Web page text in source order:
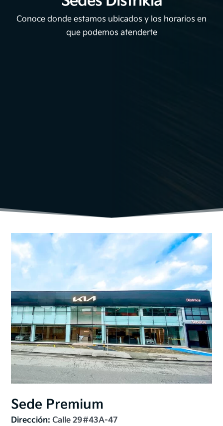
Conoce donde estamos ubicados y los horarios en
que podemos atenderte
Sede Premium
Dirección: Calle 29#43A-47